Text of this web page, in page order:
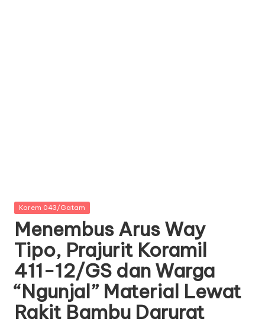
Posted
Korem 043/Gatam
Menembus Arus Way
Tipo, Prajurit Koramil
411-12/GS dan Warga
“Ngunjal” Material Lewat
Rakit Bambu Darurat